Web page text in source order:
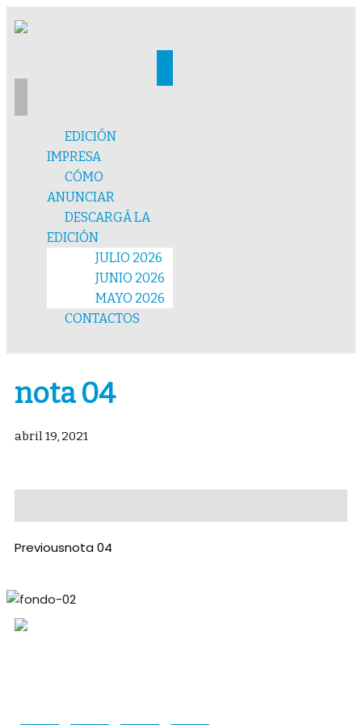
EDICIÓN
IMPRESA
CÓMO
ANUNCIAR
DESCARGÁ LA
EDICIÓN
JULIO 2026
JUNIO 2026
MAYO 2026
CONTACTOS
nota 04
abril 19, 2021
Previousnota 04